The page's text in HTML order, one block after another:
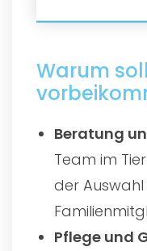
Warum
Beratung
Team im
der Auswahl
Pflege und